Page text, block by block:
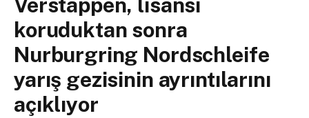
koruduktan sonra
Nurburgring Nordschleife
yarış gezisinin ayrıntılarını
açıklıyor